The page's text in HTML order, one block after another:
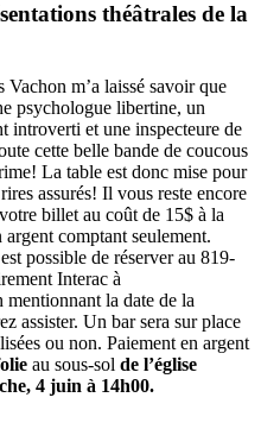
théâtrales de la
m’a laissé savoir que
psychologue libertine, un
introverti et une inspecteure de
cette belle bande de coucous
La table est donc mise pour
assurés! Il vous reste encore
billet au coût de 15$ à la
comptant seulement.
possible de réserver au 819-
Interac à
mentionnant la date de la
assister. Un bar sera sur place
ou non. Paiement en argent
au sous-sol de l’église
4 juin à 14h00.